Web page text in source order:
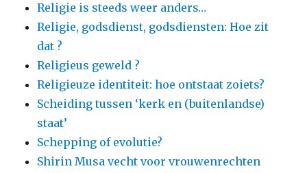
Religie is steeds weer anders…
Religie, godsdienst, godsdiensten: Hoe zit
dat ?
Religieus geweld ?
Religieuze identiteit: hoe ontstaat zoiets?
Scheiding tussen ‘kerk en (buitenlandse)
staat’
Schepping of evolutie?
Shirin Musa vecht voor vrouwenrechten